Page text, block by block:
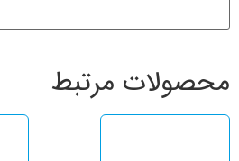
محصولات مرتبط